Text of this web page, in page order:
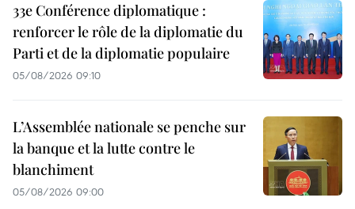
33e Conférence diplomatique :
renforcer le rôle de la diplomatie du
Parti et de la diplomatie populaire
05/08/2026 09:10
L’Assemblée nationale se penche sur
la banque et la lutte contre le
blanchiment
05/08/2026 09:00